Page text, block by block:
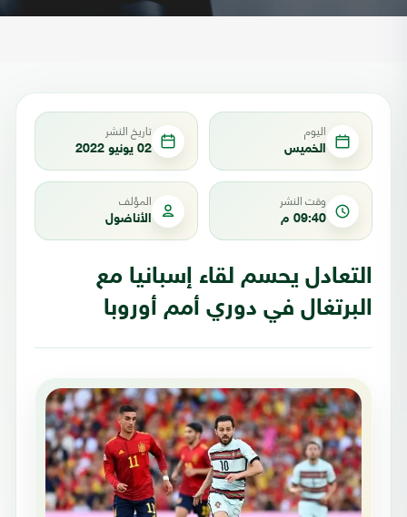
اليوم
الخميس
تاريخ النشر
02 يونيو 2022
وقت النشر
09:40 م
المؤلف
الأناضول
التعادل يحسم لقاء إسبانيا مع
البرتغال في دوري أمم أوروبا